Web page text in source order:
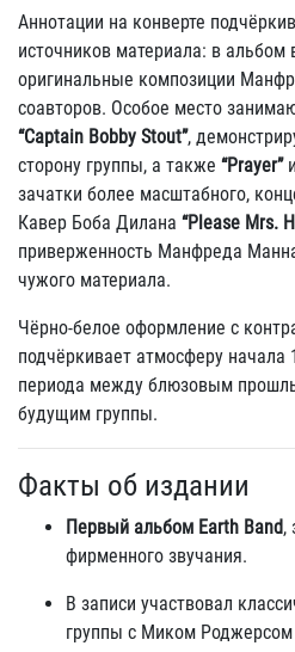
Аннотации на конверте
источников материала: в
оригинальные композиции
соавторов. Особое место
“Captain Bobby Stout”,
сторону группы, а также “Prayer”и
зачатки более масштабного,
Кавер Боба Дилана “Please Mrs.
приверженность Манфреда
чужого материала.
Чёрно-белое оформление с
подчёркивает атмосферу начала
периода между блюзовым
будущим группы.
Факты об издании
Первый альбом Earth Band,
фирменного звучания.
В записи участвовал
группы с Миком